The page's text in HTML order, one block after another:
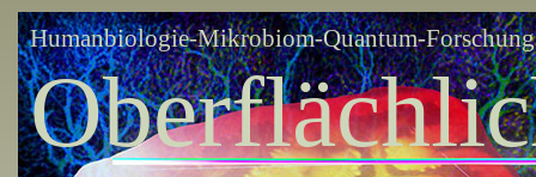
Humanbiologie-Mikrobiom-Quantum-